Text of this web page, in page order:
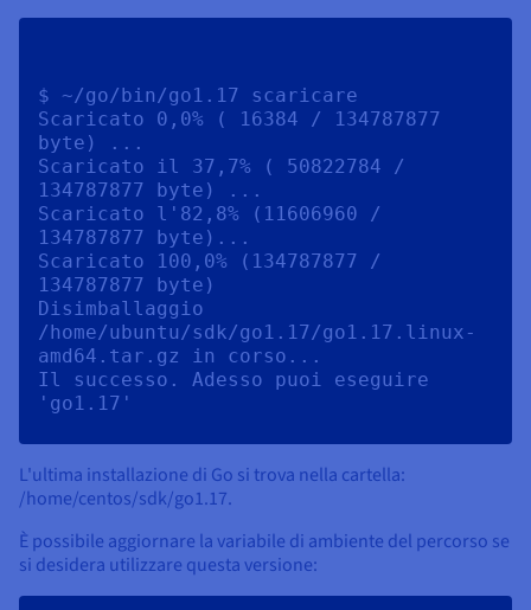
$ ~/go/bin/go1.17 scaricare
Scaricato 0,0% ( 16384 / 134787877
byte) ...
Scaricato il 37,7% ( 50822784 /
134787877 byte) ...
Scaricato l'82,8% (11606960 /
134787877 byte)...
Scaricato 100,0% (134787877 /
134787877 byte)
Disimballaggio
/home/ubuntu/sdk/go1.17/go1.17.linux-
amd64.tar.gz in corso...
Il successo. Adesso puoi eseguire
L'ultima installazione di Go si trova nella cartella:
/home/centos/sdk/go1.17.
È possibile aggiornare la variabile di ambiente del percorso se
si desidera utilizzare questa versione: